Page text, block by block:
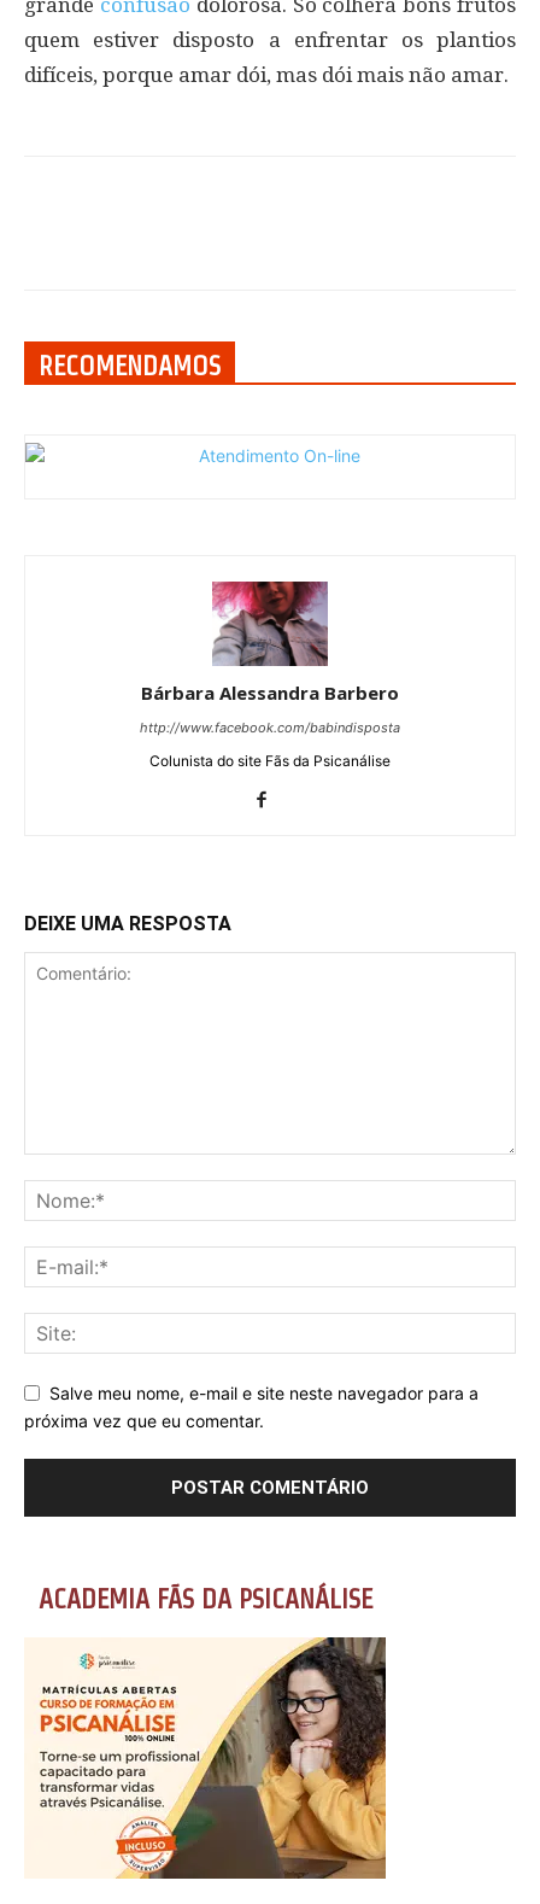
quem estiver disposto a enfrentar os plantios
difíceis, porque amar dói, mas dói mais não amar.
RECOMENDAMOS
Bárbara Alessandra Barbero
http://www.facebook.com/babindisposta
Colunista do site Fãs da Psicanálise
DEIXE UMA RESPOSTA
Salve meu nome, e-mail e site neste navegador para a
próxima vez que eu comentar.
ACADEMIA FÃS DA PSICANÁLISE